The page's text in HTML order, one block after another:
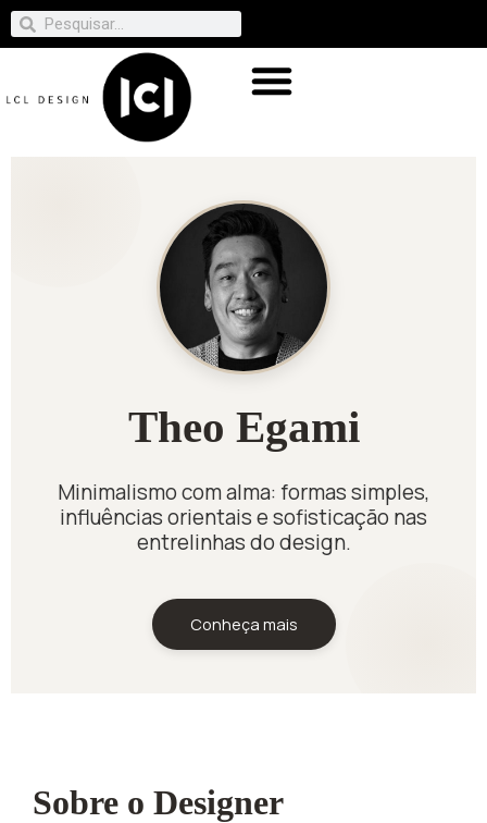
Theo Egami
Minimalismo com alma: formas simples,
influências orientais e sofisticação nas
entrelinhas do design.
Conheça mais
Sobre o Designer